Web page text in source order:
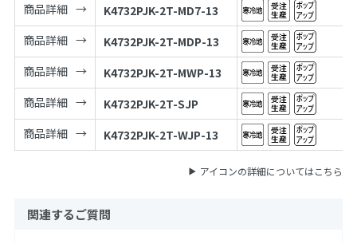
商品詳細
K4732PJK-2T-MD7-13
商品詳細
K4732PJK-2T-MDP-13
商品詳細
K4732PJK-2T-MWP-13
商品詳細
K4732PJK-2T-SJP
商品詳細
K4732PJK-2T-WJP-13
アイコンの詳細についてはこちら
関連するご質問